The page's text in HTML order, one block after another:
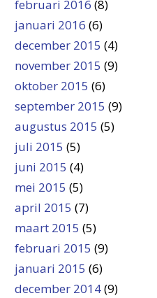
februari 2016 (8)
januari 2016 (6)
december 2015 (4)
november 2015 (9)
oktober 2015 (6)
september 2015 (9)
augustus 2015 (5)
juli 2015 (5)
juni 2015 (4)
mei 2015 (5)
april 2015 (7)
maart 2015 (5)
februari 2015 (9)
januari 2015 (6)
december 2014(9)